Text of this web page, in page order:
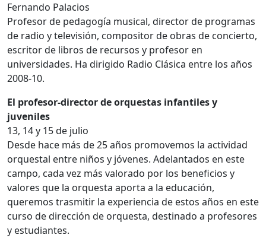
Fernando Palacios
Profesor de pedagogía musical, director de programas
de radio y televisión, compositor de obras de concierto,
escritor de libros de recursos y profesor en
universidades. Ha dirigido Radio Clásica entre los años
2008-10.
El profesor-director de orquestas infantiles y
juveniles
13, 14 y 15 de julio
Desde hace más de 25 años promovemos la actividad
orquestal entre niños y jóvenes. Adelantados en este
campo, cada vez más valorado por los beneficios y
valores que la orquesta aporta a la educación,
queremos trasmitir la experiencia de estos años en este
curso de dirección de orquesta, destinado a profesores
y estudiantes.